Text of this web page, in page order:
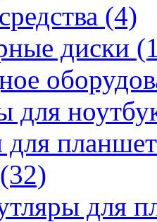
(4)
диски
для
для
(32)
для